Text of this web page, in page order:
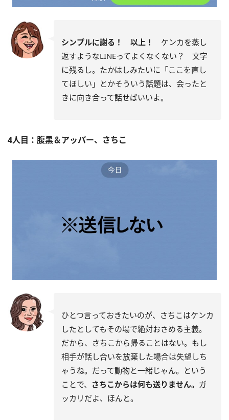
シンプルに謝る！ 以上！
ケンカを蒸し
返すようなLINEってよくなくない？ 文字
に残るし。たかはしみたいに「ここを直し
てほしい」とかそういう話題は、会ったと
きに向き合って話せばいいよ。
4人目：腹黒＆アッパー、さちこ
ひとつ言っておきたいのが、さちこはケンカ
したとしてもその場で絶対おさめる主義。
だから、さちこから帰ることはない。もし
相手が話し合いを放棄した場合は失望しち
ゃうね。だって動物と一緒じゃん。という
ことで、 さちこからは何も送りません。 ガ
ッカリだよ、ほんと。